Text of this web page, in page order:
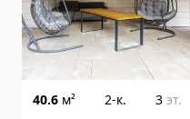
40.6 м² 2-к. 3 эт.